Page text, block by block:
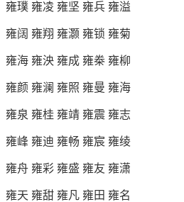
雍璞 雍凌 雍坚 雍兵 雍溢
雍阔 雍翔 雍灏 雍锁 雍菊
雍海 雍泱 雍成 雍桊 雍柳
雍颜 雍澜 雍照 雍曼 雍海
雍泉 雍桂 雍靖 雍震 雍志
雍峰 雍迪 雍畅 雍宸 雍绫
雍舟 雍彩 雍盛 雍友 雍潇
雍天 雍甜 雍凡 雍田 雍名